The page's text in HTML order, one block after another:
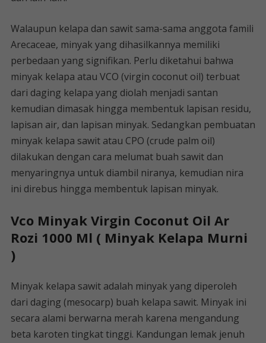
Walaupun kelapa dan sawit sama-sama anggota famili
Arecaceae, minyak yang dihasilkannya memiliki
perbedaan yang signifikan. Perlu diketahui bahwa
minyak kelapa atau VCO (virgin coconut oil) terbuat
dari daging kelapa yang diolah menjadi santan
kemudian dimasak hingga membentuk lapisan residu,
lapisan air, dan lapisan minyak. Sedangkan pembuatan
minyak kelapa sawit atau CPO (crude palm oil)
dilakukan dengan cara melumat buah sawit dan
menyaringnya untuk diambil niranya, kemudian nira
ini direbus hingga membentuk lapisan minyak.
Vco Minyak Virgin Coconut Oil Ar
Rozi 1000 Ml ( Minyak Kelapa Murni
)
Minyak kelapa sawit adalah minyak yang diperoleh
dari daging (mesocarp) buah kelapa sawit. Minyak ini
secara alami berwarna merah karena mengandung
beta karoten tingkat tinggi. Kandungan lemak jenuh